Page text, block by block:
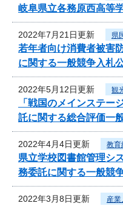
岐阜県立各務原西高等
2022年7月21日更新 県
若年者向け消費者被害
に関する一般競争入札
2022年5月12日更新 観
「戦国のメインステー
託に関する総合評価一
2022年4月4日更新 教育
県立学校図書館管理シ
務委託に関する一般競
2022年3月8日更新 産業